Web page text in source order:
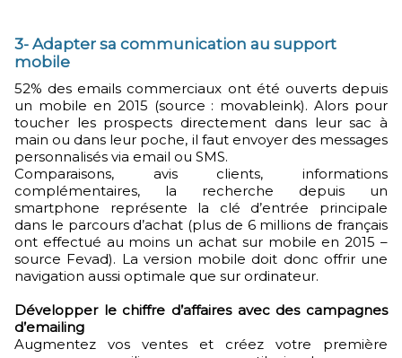
3- Adapter sa communication au support
mobile
52% des emails commerciaux ont été ouverts depuis
un mobile en 2015 (source : movableink). Alors pour
toucher les prospects directement dans leur sac à
main ou dans leur poche, il faut envoyer des messages
personnalisés via email ou SMS.
Comparaisons, avis clients, informations
complémentaires, la recherche depuis un
smartphone représente la clé d’entrée principale
dans le parcours d’achat (plus de 6 millions de français
ont effectué au moins un achat sur mobile en 2015 –
source Fevad). La version mobile doit donc offrir une
navigation aussi optimale que sur ordinateur.
Développer le chiffre d’affaires avec des campagnes
d’emailing
Augmentez vos ventes et créez votre première